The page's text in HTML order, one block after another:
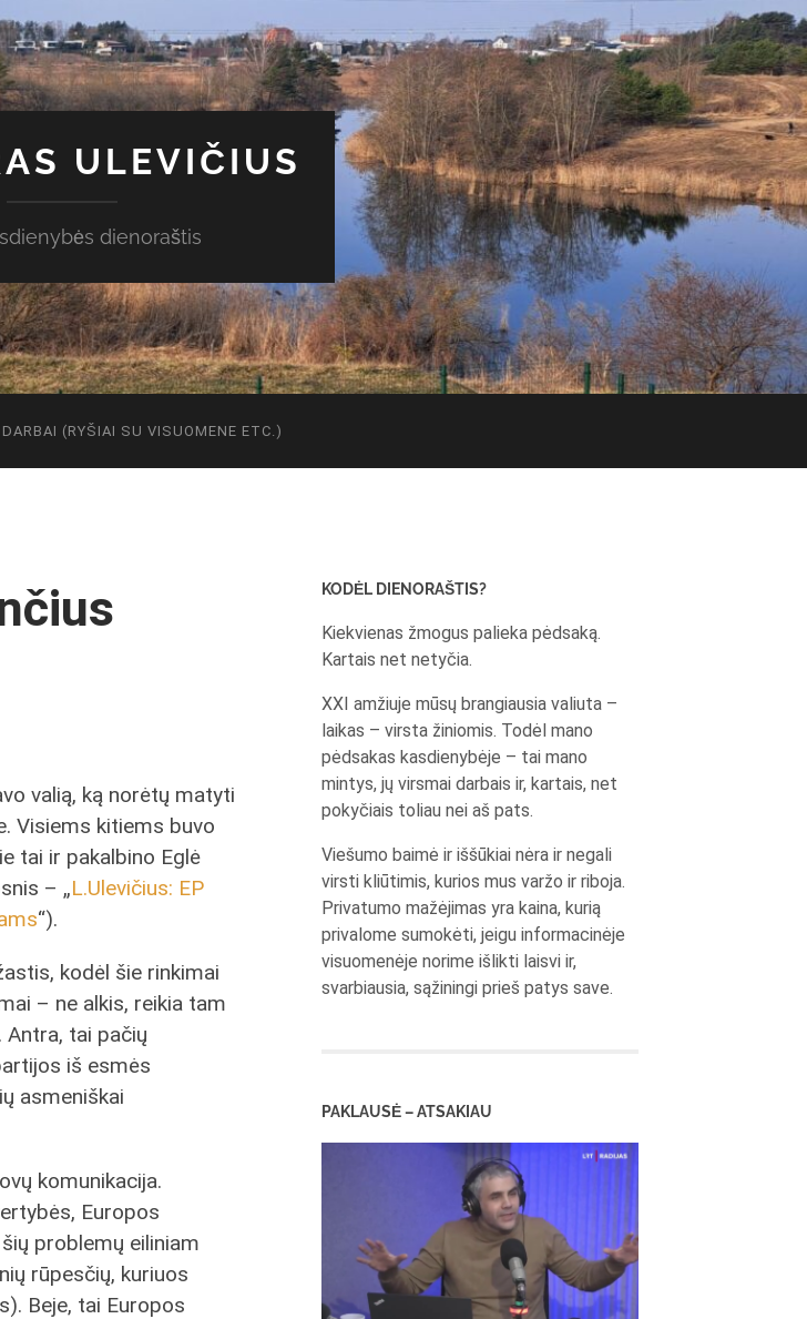
ULEVIČIUS
dienoraštis
DARBAI (RYŠIAI SU VISUOMENE ETC.)
valią, ką norėtų matyti
Visiems kitiems buvo
tai ir pakalbino Eglė
– „L.Ulevičius: EP
“).
kodėl šie rinkimai
– ne alkis, reikia tam
Antra, tai pačių
iš esmės
asmeniškai
komunikacija.
Europos
problemų eiliniam
rūpesčių, kuriuos
Beje, tai Europos
KODĖL DIENORAŠTIS?
Kiekvienas žmogus palieka pėdsaką.
Kartais net netyčia.
XXI amžiuje mūsų brangiausia valiuta –
laikas – virsta žiniomis. Todėl mano
pėdsakas kasdienybėje – tai mano
mintys, jų virsmai darbais ir, kartais, net
pokyčiais toliau nei aš pats.
Viešumo baimė ir iššūkiai nėra ir negali
virsti kliūtimis, kurios mus varžo ir riboja.
Privatumo mažėjimas yra kaina, kurią
privalome sumokėti, jeigu informacinėje
visuomenėje norime išlikti laisvi ir,
svarbiausia, sąžiningi prieš patys save.
PAKLAUSĖ – ATSAKIAU